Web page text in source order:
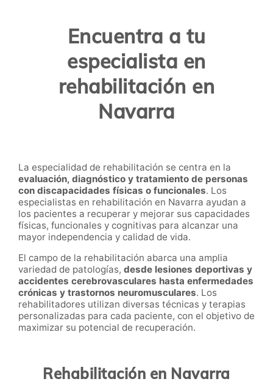
Encuentra a tu
especialista en
rehabilitación en
Navarra
La especialidad de rehabilitación se centra en la
evaluación, diagnóstico y tratamiento de personas
con discapacidades físicas o funcionales. Los
especialistas en rehabilitación en Navarra ayudan a
los pacientes a recuperar y mejorar sus capacidades
físicas, funcionales y cognitivas para alcanzar una
mayor independencia y calidad de vida.
El campo de la rehabilitación abarca una amplia
variedad de patologías, desde lesiones deportivas y
accidentes cerebrovasculares hasta enfermedades
crónicas y trastornos neuromusculares. Los
rehabilitadores utilizan diversas técnicas y terapias
personalizadas para cada paciente, con el objetivo de
maximizar su potencial de recuperación.
Rehabilitación en Navarra